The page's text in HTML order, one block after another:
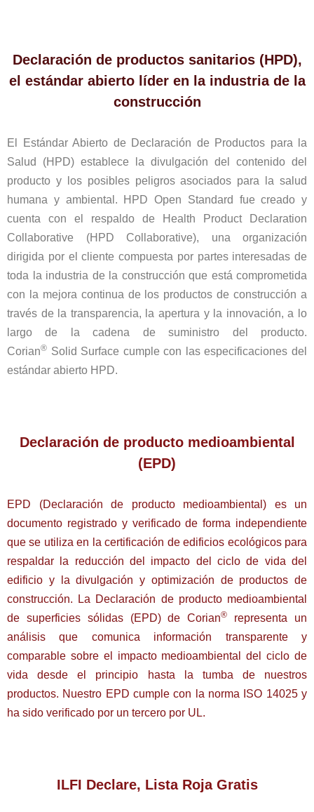
Declaración de productos sanitarios (HPD),
el estándar abierto líder en la industria de la
construcción
El Estándar Abierto de Declaración de Productos para la
Salud (HPD) establece la divulgación del contenido del
producto y los posibles peligros asociados para la salud
humana y ambiental. HPD Open Standard fue creado y
cuenta con el respaldo de Health Product Declaration
Collaborative (HPD Collaborative), una organización
dirigida por el cliente compuesta por partes interesadas de
toda la industria de la construcción que está comprometida
con la mejora continua de los productos de construcción a
través de la transparencia, la apertura y la innovación, a lo
largo de la cadena de suministro del producto.
Corian® Solid Surface cumple con las especificaciones del
estándar abierto HPD.
Declaración de producto medioambiental
(EPD)
EPD (Declaración de producto medioambiental) es un
documento registrado y verificado de forma independiente
que se utiliza en la certificación de edificios ecológicos para
respaldar la reducción del impacto del ciclo de vida del
edificio y la divulgación y optimización de productos de
construcción. La Declaración de producto medioambiental
de superficies sólidas (EPD) de Corian®
representa un
análisis que comunica información transparente y
comparable sobre el impacto medioambiental del ciclo de
vida desde el principio hasta la tumba de nuestros
productos. Nuestro EPD cumple con la norma ISO 14025 y
ha sido verificado por un tercero por UL.
ILFI Declare, Lista Roja Gratis